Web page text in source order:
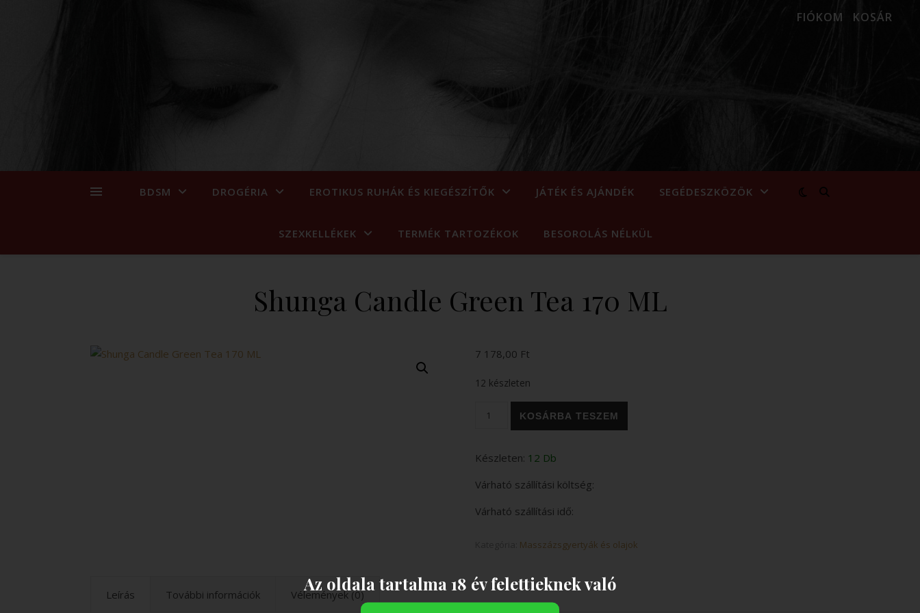
FIÓKOM KOSÁR
BDSM DROGÉRIA EROTIKUS RUHÁK ÉS KIEGÉSZÍTŐK JÁTÉK ÉS AJÁNDÉK SEGÉDESZKÖZÖK
SZEXKELLÉKEK TERMÉK TARTOZÉKOK BESOROLÁS NÉLKÜL
Shunga Candle Green Tea 170 ML
7 178,00 Ft
12 készleten
Shunga Candle Green Tea 170 ML mennyiség
KOSÁRBA TESZEM
Készleten: 12 Db
Várható szállítási költség:
Várható szállítási idő:
Masszázsgyertyák és olajok
Leírás További információk Vélemények (0)
Az oldala tartalma 18 év felettieknek való